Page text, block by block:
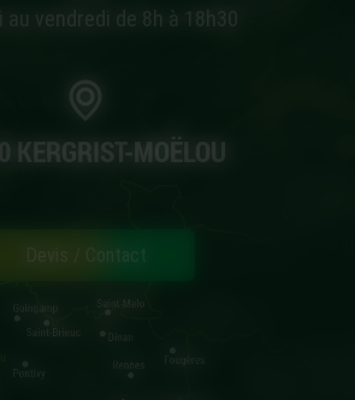
au vendredi de 8h à 18h30
KERGRIST-MOËLOU
Devis / Contact